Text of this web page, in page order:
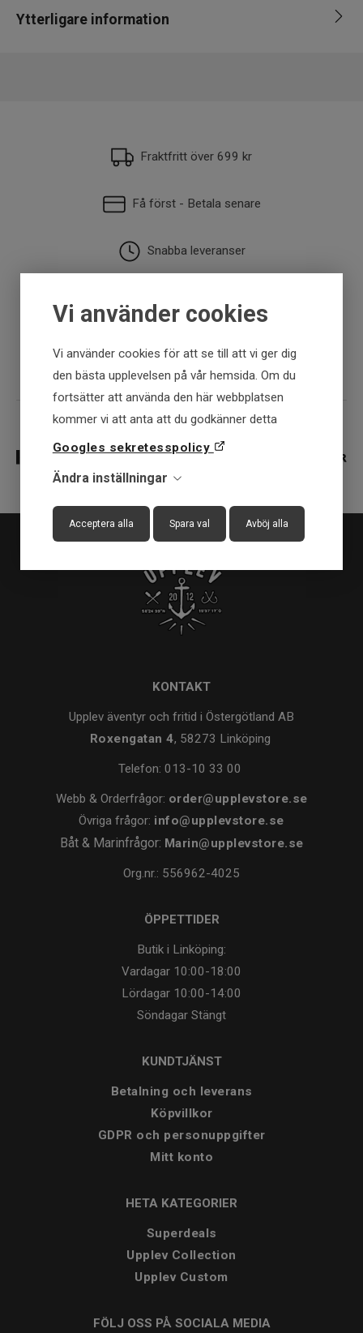
Vi använder cookies
Vi använder cookies för att se till att vi ger dig
den bästa upplevelsen på vår hemsida. Om du
fortsätter att använda den här webbplatsen
kommer vi att anta att du godkänner detta
Googles sekretesspolicy
Ändra inställningar
Acceptera alla Spara val Avböj alla
Ytterligare information
Fraktfritt över 699 kr
Få först - Betala senare
Snabba leveranser
KONTAKT
Upplev äventyr och fritid i Östergötland AB
Roxengatan 4, 58273 Linköping
Telefon: 013-10 33 00
Webb & Orderfrågor: order@upplevstore.se
Övriga frågor: info@upplevstore.se
Båt & Marinfrågor: Marin@upplevstore.se
Org.nr.: 556962-4025
ÖPPETTIDER
Butik i Linköping:
Vardagar 10:00-18:00
Lördagar 10:00-14:00
Söndagar Stängt
KUNDTJÄNST
Betalning och leverans
Köpvillkor
GDPR och personuppgifter
Mitt konto
HETA KATEGORIER
Superdeals
Upplev Collection
Upplev Custom
FÖLJ OSS PÅ SOCIALA MEDIA